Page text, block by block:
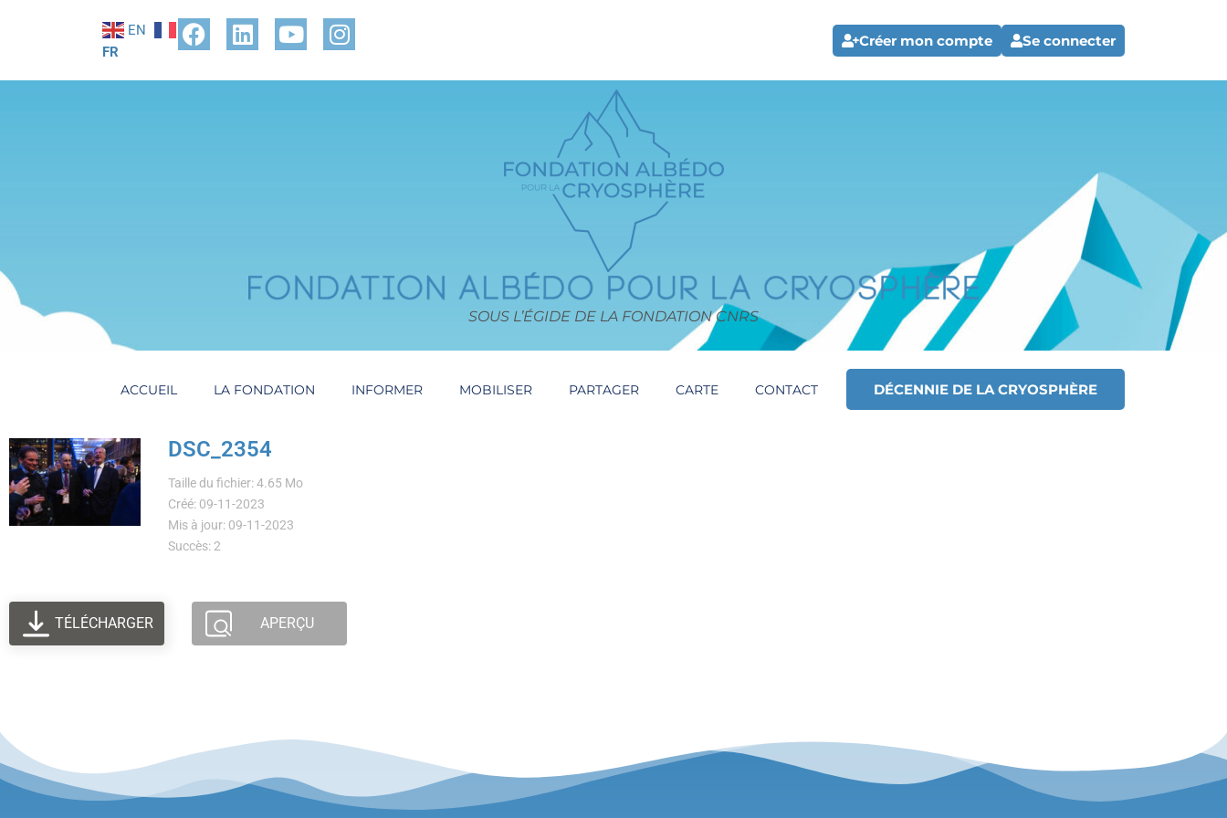
EN
FR
Créer mon compte Se connecter
SOUS L’ÉGIDE DE LA FONDATION CNRS
ACCUEIL LA FONDATION INFORMER MOBILISER PARTAGER CARTE CONTACT DÉCENNIE DE LA CRYOSPHÈRE
DSC_2354
Taille du fichier: 4.65 Mo
Créé: 09-11-2023
Mis à jour: 09-11-2023
Succès: 2
TÉLÉCHARGER APERÇU